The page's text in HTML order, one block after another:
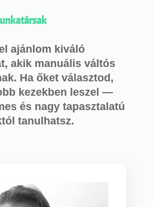
ajánlom kiváló
akik manuális váltós
Ha őket választod,
kezekben leszel —
és nagy tapasztalatú
tanulhatsz.